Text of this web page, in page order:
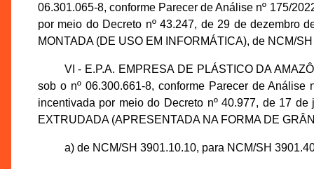
06.301.065-8, conforme Parecer de Análise nº 175/
por meio do Decreto nº 43.247, de 29 de dezembro
MONTADA (DE USO EM INFORMÁTICA), de NCM/
VI - E.P.A. EMPRESA DE PLÁSTICO DA
sob o nº 06.300.661-8, conforme Parecer de Análise
incentivada por meio do Decreto nº 40.977, de 17
EXTRUDADA (APRESENTADA NA FORMA DE
a) de NCM/SH 3901.10.10, para NCM/SH